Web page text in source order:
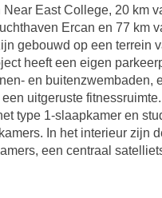
East College, 20 km
Ercan en 77 km
gebouwd op een terrein
heeft een eigen
en buitenzwembaden,
uitgeruste
type 1-slaapkamer en
In het interieur zijn
een centraal